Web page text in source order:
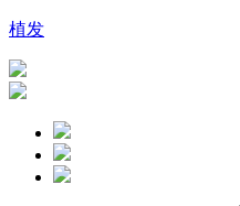
植发